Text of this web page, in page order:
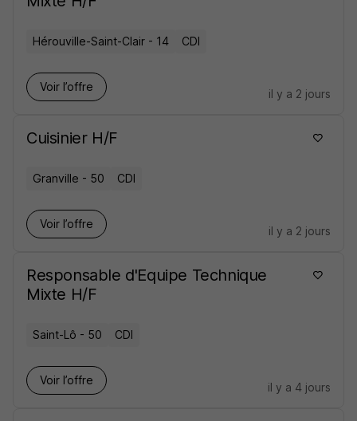
Hérouville-Saint-Clair - 14 CDI
Voir l’offre
il y a 2 jours
Cuisinier H/F
Granville - 50 CDI
Voir l’offre
il y a 2 jours
Responsable d'Equipe Technique
Mixte H/F
Saint-Lô - 50 CDI
Voir l’offre
il y a 4 jours